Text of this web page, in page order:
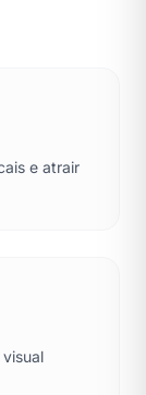
e atrair